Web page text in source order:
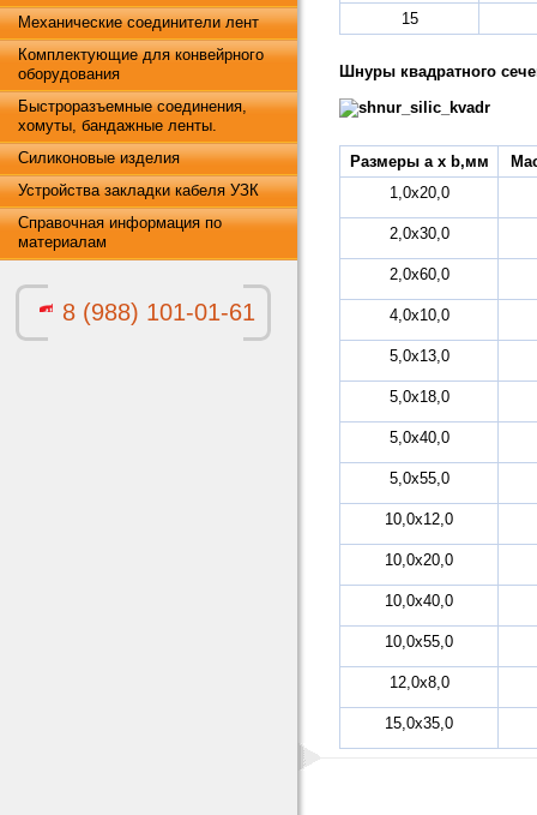
Механические соединители лент
Комплектующие для конвейрного
оборудования
Быстроразъемные соединения,
хомуты, бандажные ленты.
Силиконовые изделия
Устройства закладки кабеля УЗК
Справочная информация по
материалам
8 (988) 101-01-61
15
Шнуры квадратного
Размеры a x b,мм
1,0х20,0
2,0х30,0
2,0х60,0
4,0х10,0
5,0х13,0
5,0х18,0
5,0х40,0
5,0х55,0
10,0х12,0
10,0х20,0
10,0х40,0
10,0х55,0
12,0х8,0
15,0х35,0